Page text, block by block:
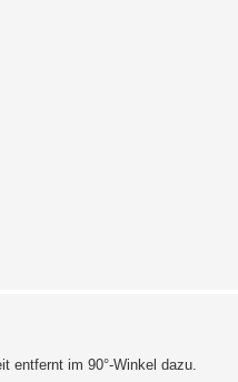
entfernt im 90°-Winkel dazu.